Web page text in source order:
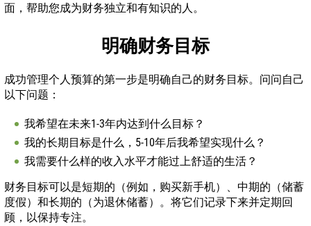
面，帮助您成为财务独立和有知识的人。
明确财务目标
成功管理个人预算的第一步是明确自己的财务目标。问问自己
以下问题：
我希望在未来1-3年内达到什么目标？
我的长期目标是什么，5-10年后我希望实现什么？
我需要什么样的收入水平才能过上舒适的生活？
财务目标可以是短期的（例如，购买新手机）、中期的（储蓄
度假）和长期的（为退休储蓄）。将它们记录下来并定期回
顾，以保持专注。